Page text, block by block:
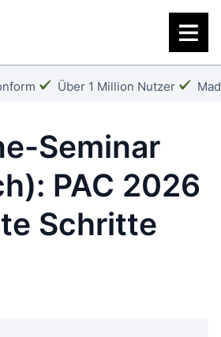
Häkchen:
Über 1 Million Nutzer
Seminar
PAC 2026
Schritte